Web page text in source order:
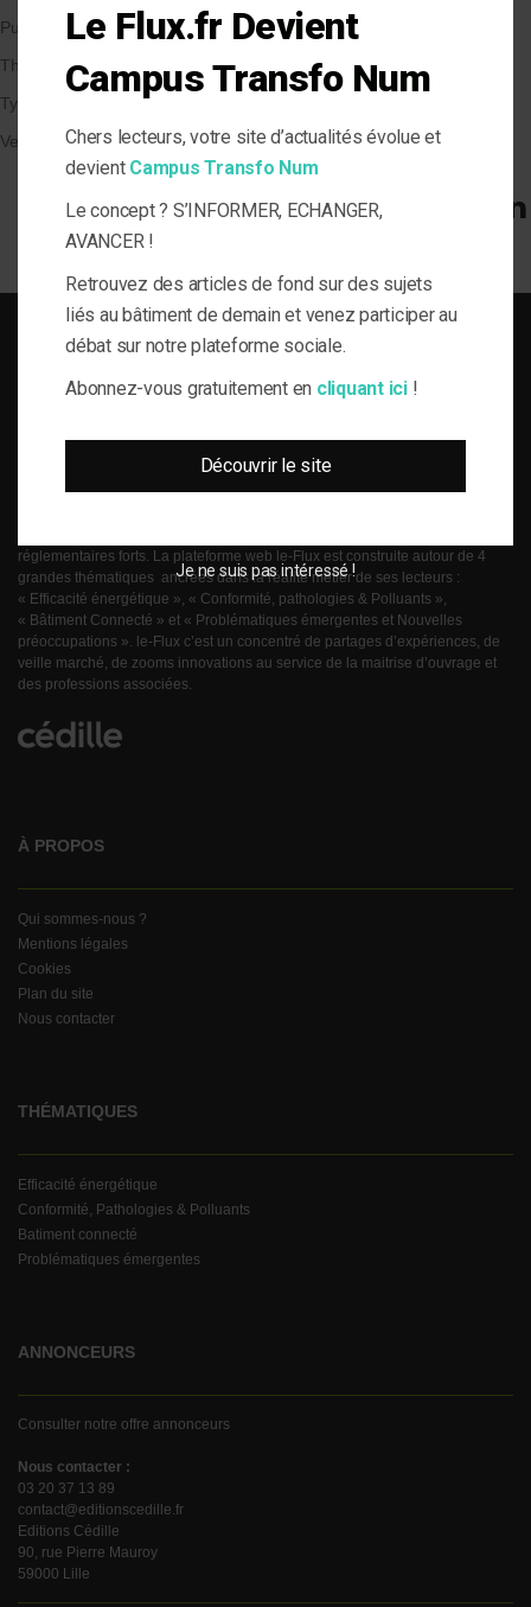
Publié le 27/06/2017
par Christophe Demay
Thématique
Types de Bâtiment
Veille et solutions
le-Flux est né de la volonté de proposer aux acteurs de la gestion technique
réglementaires forts. La plateforme web le-Flux est construite autour de 4
grandes thématiques ancrées dans la réalité métier de ses lecteurs :
« Efficacité énergétique », « Conformité, pathologies & Polluants »,
« Bâtiment Connecté » et « Problématiques émergentes et Nouvelles
préoccupations ». le-Flux c’est un concentré de partages d’expériences, de
veille marché, de zooms innovations au service de la maitrise d’ouvrage et
des professions associées.
À PROPOS
Qui sommes-nous ?
Mentions légales
Cookies
Plan du site
Nous contacter
THÉMATIQUES
Efficacité énergétique
Conformité, Pathologies & Polluants
Batiment connecté
Problématiques émergentes
ANNONCEURS
Consulter notre offre annonceurs
Nous contacter :
03 20 37 13 89
contact@editionscedille.fr
Editions Cédille
90, rue Pierre Mauroy
59000 Lille
Le Flux.fr Devient
Campus Transfo Num
Chers lecteurs, votre site d’actualités évolue et
devient Campus Transfo Num
Le concept ? S’INFORMER, ECHANGER,
AVANCER !
Retrouvez des articles de fond sur des sujets
liés au bâtiment de demain et venez participer au
débat sur notre plateforme sociale.
Abonnez-vous gratuitement en cliquant ici!
Découvrir le site
Je ne suis pas intéressé !